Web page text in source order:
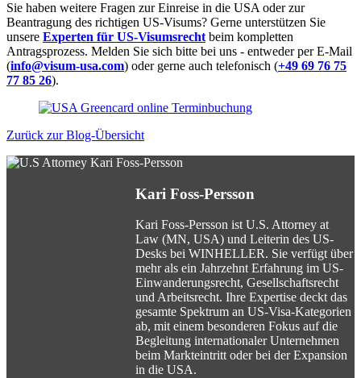
Sie haben weitere Fragen zur Einreise in die USA oder zur
Beantragung des richtigen US-Visums? Gerne unterstützen Sie
unsere Experten für US-Visumsrecht beim kompletten
Antragsprozess. Melden Sie sich bitte bei uns - entweder per E-Mail
(info@visum-usa.com) oder gerne auch telefonisch (+49 69 76 75
77 85 26).
Zurück zur Blog-Übersicht
Kari Foss-Persson
Kari Foss-Persson ist U.S. Attorney at
Law (MN, USA) und Leiterin des US-
Desks bei WINHELLER. Sie verfügt über
mehr als ein Jahrzehnt Erfahrung im US-
Einwanderungsrecht, Gesellschaftsrecht
und Arbeitsrecht. Ihre Expertise deckt das
gesamte Spektrum an US-Visa-Kategorien
ab, mit einem besonderen Fokus auf die
Begleitung internationaler Unternehmen
beim Markteintritt oder bei der Expansion
in die USA.